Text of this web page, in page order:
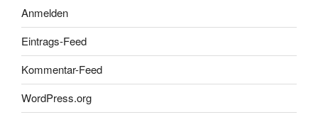
Anmelden
Eintrags-Feed
Kommentar-Feed
WordPress.org